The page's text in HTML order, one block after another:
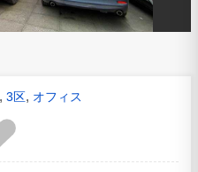
, 3区, オフィス